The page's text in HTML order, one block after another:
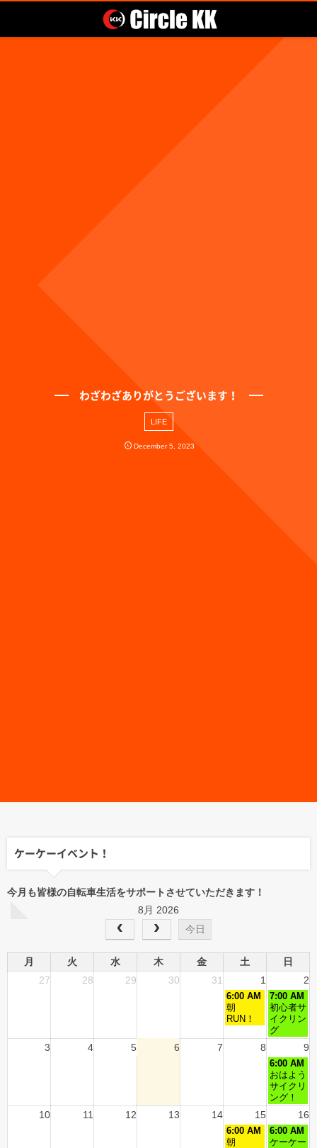
わざわざありがとうございます！
LIFE
December 5 ,2023
ケーケーイベント！
今月も皆様の自転車生活をサポートさせていただきます！
8月 2026
今日
月 火 水 木 金 土
日
27
28 29 30 31 1 2
6:00 AM
朝
RUN！
7:00 AM
初心者サ
イクリン
グ
3 4 5 6 7 8 9
6:00 AM
おはよう
サイクリ
ング！
10 11 12 13 14 15 16
6:00 AM
朝
6:00 AM
ケーケー